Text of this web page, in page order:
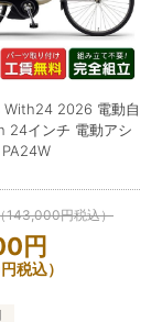
With24 2026 電動自
24インチ 電動アシ
143,000円税込）
円
円税込）